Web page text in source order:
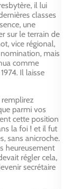
il lui
classes
une
sur le terrain de
vice régional,
mais
comme
Il laisse
remplirez
parmi vos
cette position
la foi ! et il fut
sans anicroche.
heureusement
régler cela,
secrétaire